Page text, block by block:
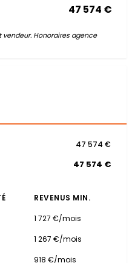
47 574 €
Honoraires agence
47 574 €
47 574 €
REVENUS MIN.
1 727 €/mois
1 267 €/mois
918 €/mois